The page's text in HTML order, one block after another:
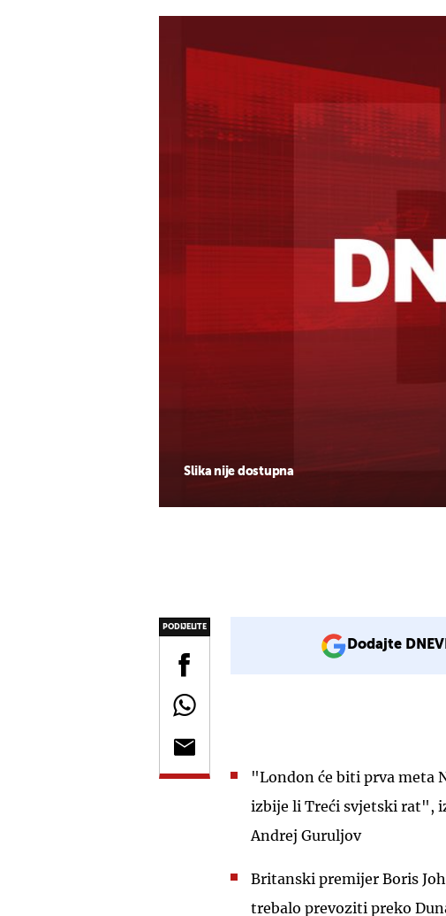
Slika nije dostupna
PODIJELITE
Dodajte
"London će biti prva meta
izbije li Treći svjetski rat",
Andrej Guruljov
Britanski premijer Boris
trebalo prevoziti preko